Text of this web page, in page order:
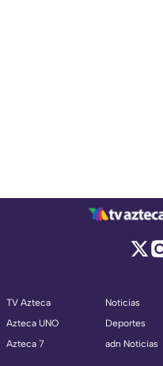
TV Azteca
Azteca UNO
Azteca 7
Noticias
Deportes
adn Noticias